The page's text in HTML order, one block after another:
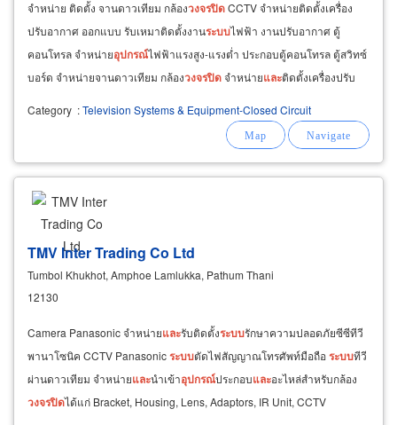
จำหน่าย ติดตั้ง จานดาวเทียม กล้องวงจรปิดCCTV จำหน่ายติดตั้งเครื่อง
ปรับอากาศ ออกแบบ รับเหมาติดตั้งงานระบบไฟฟ้า งานปรับอากาศ ตู้
คอนโทรล จำหน่ายอุปกรณ์ไฟฟ้าแรงสูง-แรงต่ำ ประกอบตู้คอนโทรล ตู้สวิทซ์
บอร์ด จำหน่ายจานดาวเทียม กล้องวงจรปิดจำหน่ายและติดตั้งเครื่องปรับ
Category :Television Systems & Equipment-Closed Circuit
TMV Inter Trading Co Ltd
Tumbol Khukhot, Amphoe Lamlukka, Pathum Thani
12130
Camera Panasonic จำหน่ายและรับติดตั้งระบบรักษาความปลอดภัยซีซีทีวี
พานาโซนิค CCTV Panasonicระบบตัดไฟสัญญาณโทรศัพท์มือถือระบบทีวี
ผ่านดาวเทียม จำหน่ายและนำเข้าอุปกรณ์ประกอบและอะไหล่สำหรับกล้อง
วงจรปิดได้แก่ Bracket, Housing, Lens, Adaptors, IR Unit, CCTV